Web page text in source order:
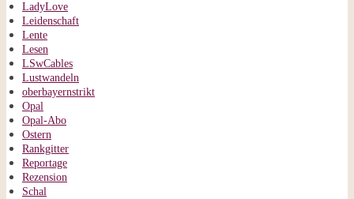
LadyLove
Leidenschaft
Lente
Lesen
LSwCables
Lustwandeln
oberbayernstrikt
Opal
Opal-Abo
Ostern
Rankgitter
Reportage
Rezension
Schal